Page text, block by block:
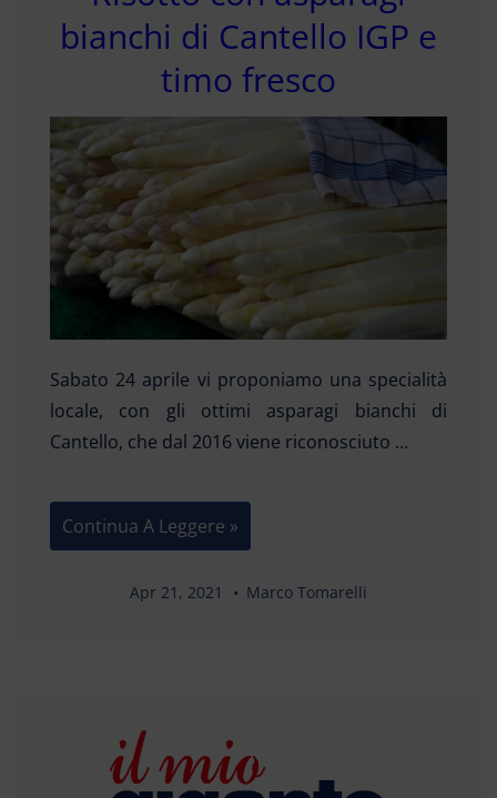
bianchi di Cantello IGP e
timo fresco
Sabato 24 aprile vi proponiamo una specialità
locale, con gli ottimi asparagi bianchi di
Cantello, che dal 2016 viene riconosciuto …
Risotto
Con
Asparagi
Continua A Leggere »
Apr 21, 2021 Marco Tomarelli